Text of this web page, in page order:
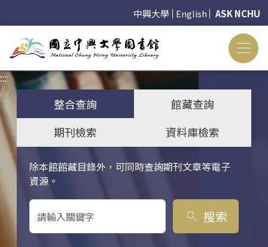
中興大學 English ASK NCHU
:::
整合查詢
館藏查詢
期刊檢索
資料庫檢索
除本館館藏目錄外，可同時查詢期刊文章等電子
資源。
關鍵字搜尋
search 搜索